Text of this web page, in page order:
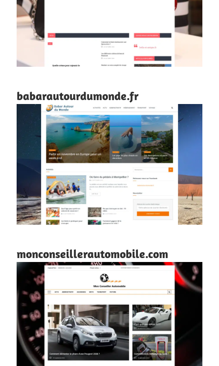
babarautourdumonde.fr
monconseillerautomobile.com